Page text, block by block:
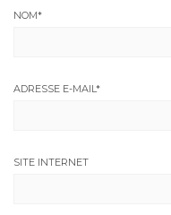
NOM*
ADRESSE E-MAIL *
SITE INTERNET